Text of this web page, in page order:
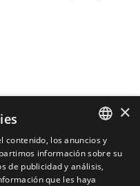
previa notificación, y sin
indemnización alguna por
SPANISH
PORTUGUESE
×
contenido, los anuncios y
información sobre su
de publicidad y análisis,
que les haya